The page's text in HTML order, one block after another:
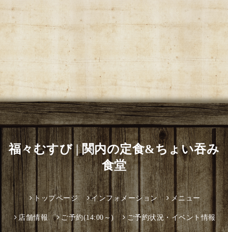
福々むすび | 関内の定食&ちょい吞み
食堂
トップページ インフォメーション メニュー
店舗情報 ご予約(14:00～) ご予約状況・イベント情報